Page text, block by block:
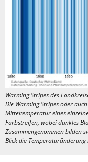
Warming Stripes des
Die Warming Stripes oder
Mitteltemperatur eines
Farbstreifen, wobei dunkles
Zusammengenommen bilden
Blick die